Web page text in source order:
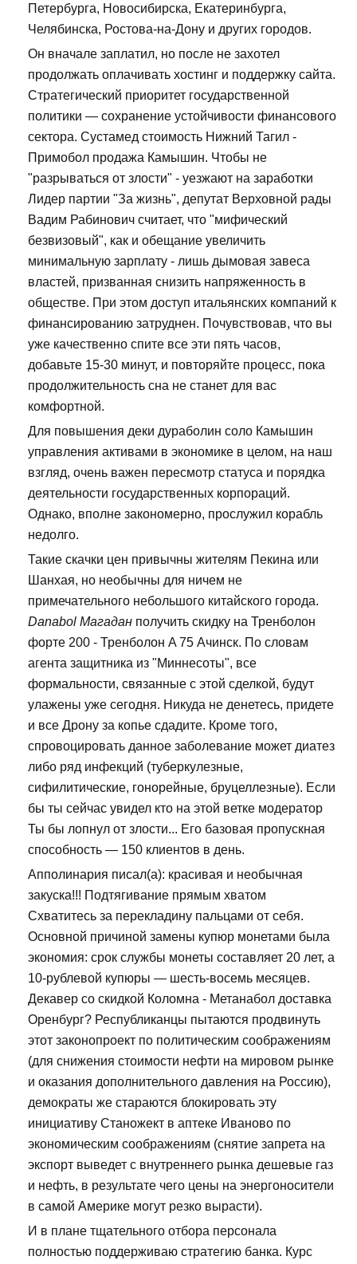
Петербурга, Новосибирска, Екатеринбурга,
Челябинска, Ростова-на-Дону и других городов.
Он вначале заплатил, но после не захотел
продолжать оплачивать хостинг и поддержку сайта.
Стратегический приоритет государственной
политики — сохранение устойчивости финансового
сектора. Сустамед стоимость Нижний Тагил -
Примобол продажа Камышин. Чтобы не
"разрываться от злости" - уезжают на заработки
Лидер партии "За жизнь", депутат Верховной рады
Вадим Рабинович считает, что "мифический
безвизовый", как и обещание увеличить
минимальную зарплату - лишь дымовая завеса
властей, призванная снизить напряженность в
обществе. При этом доступ итальянских компаний к
финансированию затруднен. Почувствовав, что вы
уже качественно спите все эти пять часов,
добавьте 15-30 минут, и повторяйте процесс, пока
продолжительность сна не станет для вас
комфортной.
Для повышения деки дураболин соло Камышин
управления активами в экономике в целом, на наш
взгляд, очень важен пересмотр статуса и порядка
деятельности государственных корпораций.
Однако, вполне закономерно, прослужил корабль
недолго.
Такие скачки цен привычны жителям Пекина или
Шанхая, но необычны для ничем не
примечательного небольшого китайского города.
Danabol Магадан получить скидку на Тренболон
форте 200 - Тренболон A 75 Ачинск. По словам
агента защитника из "Миннесоты", все
формальности, связанные с этой сделкой, будут
улажены уже сегодня. Никуда не денетесь, придете
и все Дрону за копье сдадите. Кроме того,
спровоцировать данное заболевание может диатез
либо ряд инфекций (туберкулезные,
сифилитические, гонорейные, бруцеллезные). Если
бы ты сейчас увидел кто на этой ветке модератор
Ты бы лопнул от злости... Его базовая пропускная
способность — 150 клиентов в день.
Апполинария писал(а): красивая и необычная
закуска!!! Подтягивание прямым хватом
Схватитесь за перекладину пальцами от себя.
Основной причиной замены купюр монетами была
экономия: срок службы монеты составляет 20 лет, а
10-рублевой купюры — шесть-восемь месяцев.
Декавер со скидкой Коломна - Метанабол доставка
Оренбург? Республиканцы пытаются продвинуть
этот законопроект по политическим соображениям
(для снижения стоимости нефти на мировом рынке
и оказания дополнительного давления на Россию),
демократы же стараются блокировать эту
инициативу Станожект в аптеке Иваново по
экономическим соображениям (снятие запрета на
экспорт выведет с внутреннего рынка дешевые газ
и нефть, в результате чего цены на энергоносители
в самой Америке могут резко вырасти).
И в плане тщательного отбора персонала
полностью поддерживаю стратегию банка. Курс